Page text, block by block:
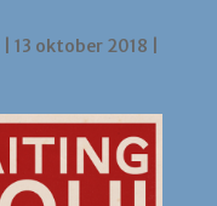
13 oktober 2018